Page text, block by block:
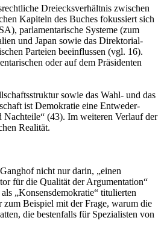
Dreiecksverhältnis zwischen
Kapiteln des Buches fokussiert sich
parlamentarische Systeme (zum
und Japan sowie das Direktorial-
Parteien beeinflussen (vgl. 16).
oder auf dem Präsidenten
sowie das Wahl- und das
ist Demokratie eine Entweder-
(43). Im weiteren Verlauf der
Realität.
nicht nur darin, „einen
für die Qualität der Argumentation“
„Konsensdemokratie“ titulierten
zum Beispiel mit der Frage, warum die
die bestenfalls für Spezialisten von